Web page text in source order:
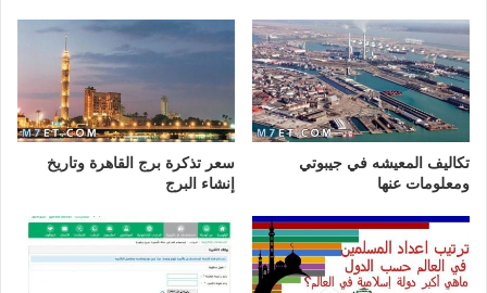
تكاليف المعيشه في جيبوتي
ومعلومات عنها
سعر تذكرة برج القاهرة وتاريخ
إنشاء البرج